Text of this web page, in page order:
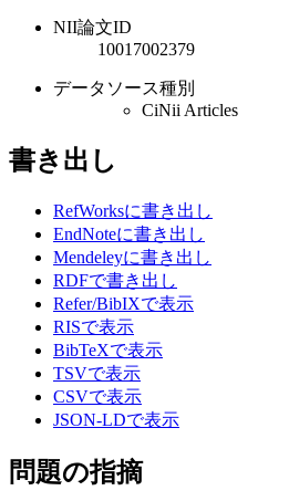
NII論文ID
10017002379
データソース種別
CiNii Articles
書き出し
RefWorksに書き出し
EndNoteに書き出し
Mendeleyに書き出し
RDFで書き出し
Refer/BibIXで表示
RISで表示
BibTeXで表示
TSVで表示
CSVで表示
JSON-LDで表示
問題の指摘